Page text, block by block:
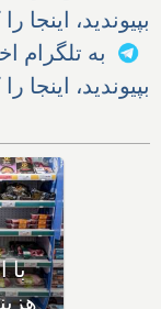
بپیوندید، اینجا
به تلگرام
بپیوندید، اینجا